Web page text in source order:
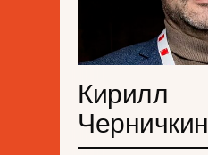
Кирилл
Черничкин
Мастер-классы